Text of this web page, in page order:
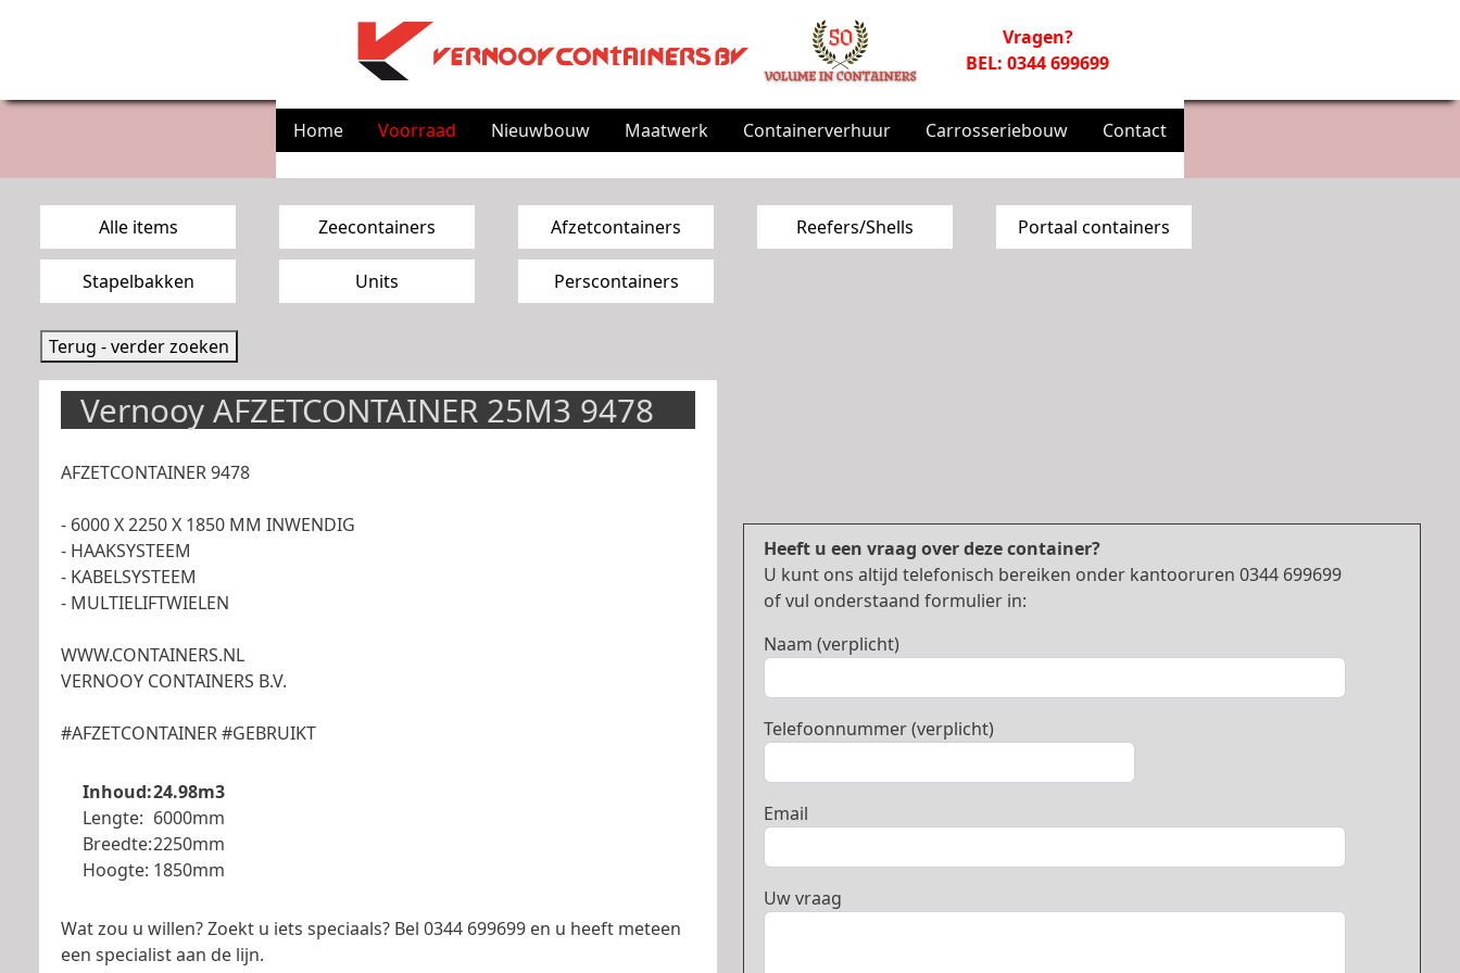
Vragen?
BEL: 0344 699699
Home Voorraad Nieuwbouw Maatwerk Containerverhuur Carrosseriebouw Contact
Zoekpagina menu
Alle items Zeecontainers Afzetcontainers Reefers/Shells Portaal containers
Stapelbakken Units Perscontainers
Terug - verder zoeken
Vernooy AFZETCONTAINER 25M3 9478
AFZETCONTAINER 9478
- 6000 X 2250 X 1850 MM INWENDIG
- HAAKSYSTEEM
- KABELSYSTEEM
- MULTIELIFTWIELEN
WWW.CONTAINERS.NL
VERNOOY CONTAINERS B.V.
#AFZETCONTAINER #GEBRUIKT
Inhoud:24.98m3
Lengte: 6000mm
Breedte:2250mm
Hoogte: 1850mm
Wat zou u willen? Zoekt u iets speciaals? Bel 0344 699699 en u heeft meteen
een specialist aan de lijn.
Heeft u een vraag over deze container?
U kunt ons altijd telefonisch bereiken onder kantooruren 0344 699699
of vul onderstaand formulier in:
Naam (verplicht)
Telefoonnummer (verplicht)
Email
Uw vraag